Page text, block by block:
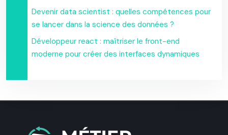
Devenir data scientist : quelles compétences pour
se lancer dans la science des données ?
Développeur react : maîtriser le front-end
moderne pour créer des interfaces dynamiques